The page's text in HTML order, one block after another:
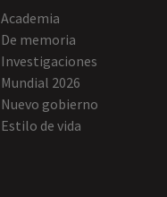
Academia
De memoria
Investigaciones
Mundial 2026
Nuevo gobierno
Estilo de vida